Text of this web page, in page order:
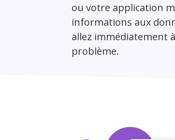
ou votre application
informations aux
allez immédiatement
problème.